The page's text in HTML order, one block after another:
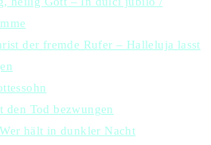
der fremde Rufer – Halleluja lasst
den Tod bezwungen
hält in dunkler Nacht